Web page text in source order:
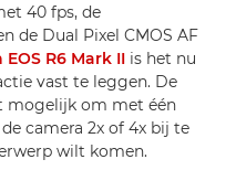
40 fps, de
de Dual Pixel CMOS AF
EOS R6 Mark II is het nu
vast te leggen. De
mogelijk om met één
camera 2x of 4x bij te
wilt komen.